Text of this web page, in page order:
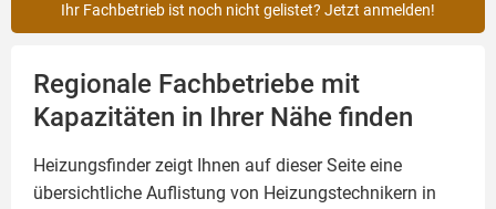
Ihr Fachbetrieb ist noch nicht gelistet? Jetzt anmelden!
Regionale Fachbetriebe mit
Kapazitäten in Ihrer Nähe finden
Heizungsfinder zeigt Ihnen auf dieser Seite eine
übersichtliche Auflistung von Heizungstechnikern in